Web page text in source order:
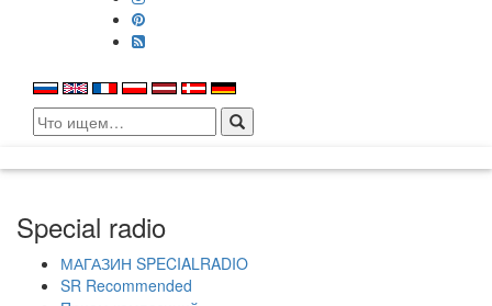
Search
for:
Special radio
МАГАЗИН SPECIALRADIO
SR Recommended